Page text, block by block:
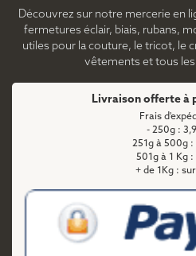
Découvrez sur notre mercerie en
fermetures éclair, biais, rubans,
utiles pour la couture, le tricot, le
vêtements et tous
Livraison offerte à
Frais
- 250g :
251g à 500g
501g à 1 Kg
+ de 1Kg :